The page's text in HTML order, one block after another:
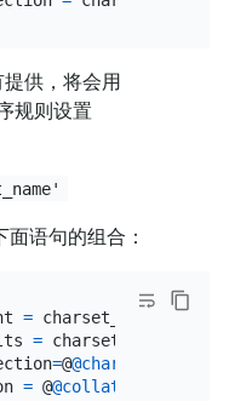
供，将会用
规则设置
语句的组合：
=
=
=@
= @